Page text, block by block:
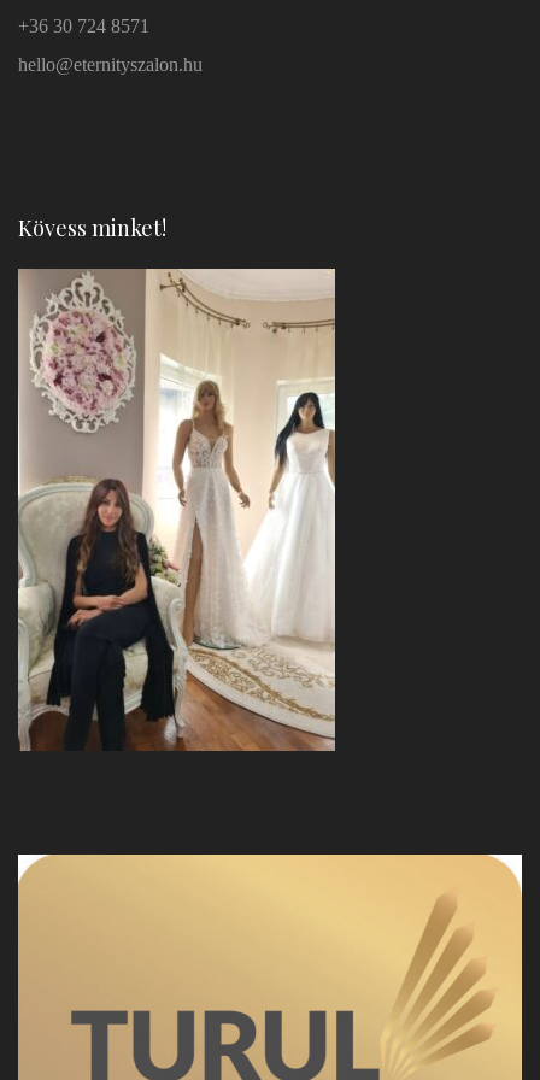
+36 30 724 8571
hello@eternityszalon.hu
Kövess minket!